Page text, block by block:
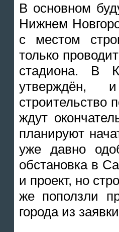
В основном
Нижнем
с местом
только
стадиона. В
строительство
ждут
планируют
уже давно
обстановка в
и проект, но
же поползли
города из